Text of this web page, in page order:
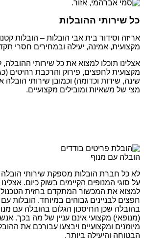
כל שירותי ההובלות
אריזה וסידור בית אבי הובלות – הובלות
מקצועית, אמינה, יעילה ובמחירים חסרי
אצלינו תוכלו למצוא את כל שירותי ההובלה,
מקצועית לחפצים, פירוק והרכבת רהיטים
שינה, שידות וכדומה) וכמובן שירותי הובלה
מצי של משאיות ומובילים מקצועיים.
הובלה עם מנוף
לא כל חברת הובלות מספקת שירותי
על סוגי המנופים הקיימים בשוק כיום.
למצוא את המכשור המתקדם בחזית
חפצים לבניינים גבוהים במיוחד. הובלות
בהובלה שכן החיסכון הגלום בהובלה עם
(מנופאי) מקצועי אינם עניין של מה בכך.
מיומנים ומקצועיים ויבצעו עבורכם את
הבטוחה והיעילה ביותר.